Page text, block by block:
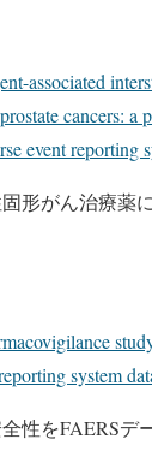
associated
cancers: a
event reporting
形がん治療薬
system
性をFAERSデ